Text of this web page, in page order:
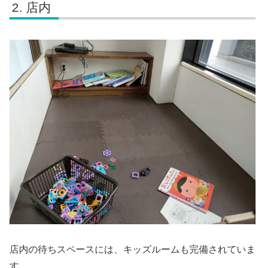
店内
店内の待ちスペースには、キッズルームも完備されていま
す。